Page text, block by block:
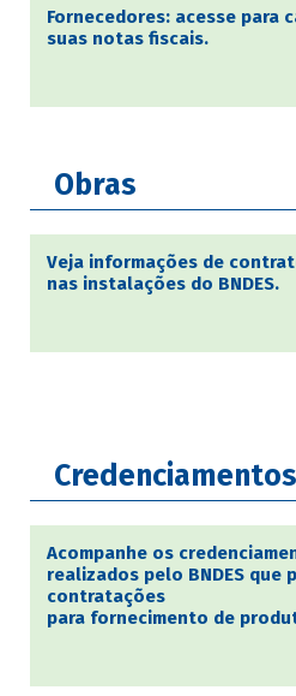
Fornecedores: acesse para
suas notas fiscais.
Obras
Veja informações de
nas instalações do BNDES.
Credenciamentos
Acompanhe os
realizados pelo BNDES que
contratações
para fornecimento de